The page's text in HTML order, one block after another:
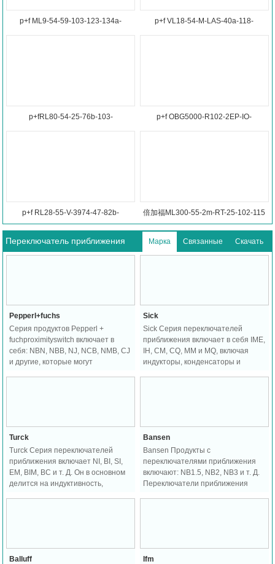
p+f ML9-54-59-103-123-134a-
143Фотоэлектрический датчик с
p+f VL18-54-M-LAS-40a-118-
128отражательный датчик
p+fRL80-54-25-76b-103-
115Фотоэлектрический
p+f OBG5000-R102-2EP-IO-
V31Датчик
p+f RL28-55-V-3974-47-82b-
отражательной пластиной
倍加福ML300-55-2m-RT-25-102-115
Переключатель приближения Марка Связанные Скачать
Pepperl+fuchs
Серия продуктов Pepperl +
fuchproximityswitch включает в
себя: NBN, NBB, NJ, NCB, NMB, CJ
и другие, которые могут
прямоугольник, кольцо, канавку и
так далее.
Sick
Sick Серия переключателей
приближения включает в себя IME,
IH, CM, CQ, MM и MQ, включая
индукторы, конденсаторы и
Turck
Turck Серия переключателей
приближения включает NI, BI, SI,
EM, BIM, BC и т. Д. Он в основном
делится на индуктивность,
Bansen
Bansen Продукты с
переключателями приближения
включают: NB1.5, NB2, NB3 и т. Д.
Переключатели приближения
Balluff
Ifm